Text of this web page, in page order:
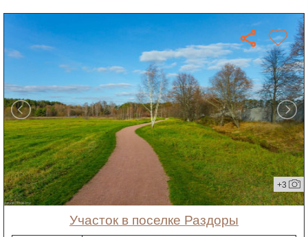
+3
участок в поселке Раздоры